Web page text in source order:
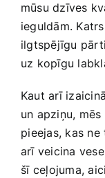
mūsu dzīves
ieguldām.
ilgtspējīgu
uz ‌kopīgu
Kaut ​arī
un apziņu,
⁢pieejas,‍ kas
arī veicina
šī⁤ ceļojuma,